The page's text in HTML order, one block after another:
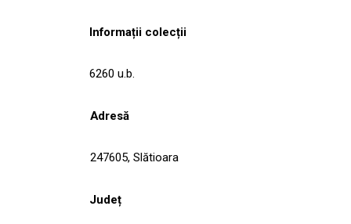
Informații colecții
6260 u.b.
Adresă
247605, Slătioara
Județ